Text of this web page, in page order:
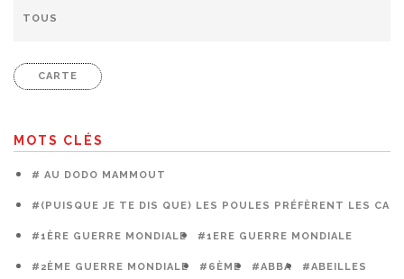
CARTE
MOTS CLÉS
# AU DODO MAMMOUT
#(PUISQUE JE TE DIS QUE) LES POULES PRÉFÈRENT LES
#1ÈRE GUERRE MONDIALE #1ERE GUERRE MONDIALE
#2ÈME GUERRE MONDIALE #6ÈME #ABBA #ABEILLES